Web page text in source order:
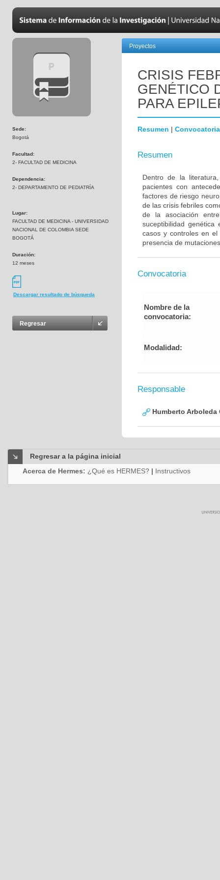
Sede:
Bogotá
Facultad:
2- FACULTAD DE MEDICINA
Dependencia:
2- DEPARTAMENTO DE PEDIATRÍA
Lugar:
FACULTAD DE MEDICINA - UNIVERSIDAD
NACIONAL DE COLOMBIA SEDE
BOGOTÁ
Duración:
12 meses
Descargar resultado de búsqueda
Regresar
Proyectos
CRISIS
GENÉTICO
PARA
Resumen | Convocatoria
Resumen
Dentro de la
pacientes con
factores de riesgo
de las crisis febriles
de la asociación
suceptibilidad
casos y controles en
presencia de
Convocatoria
Nombre de la
convocatoria:
Modalidad:
Responsable
Humberto Arboleda
Regresar a la página inicial
Acerca de Hermes: ¿Qué es HERMES? | Instructivos